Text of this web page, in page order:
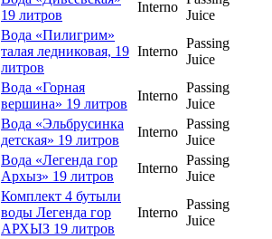
19 литров
Interno
Juice
Вода «Пилигрим»
талая ледниковая, 19
литров
Interno
Passing
Juice
Вода «Горная
вершина» 19 литров
Interno
Passing
Juice
Вода «Эльбрусинка
детская» 19 литров
Interno
Passing
Juice
Вода «Легенда гор
Архыз» 19 литров
Interno
Passing
Juice
Комплект 4 бутыли
воды Легенда гор
АРХЫЗ 19 литров
Interno
Passing
Juice